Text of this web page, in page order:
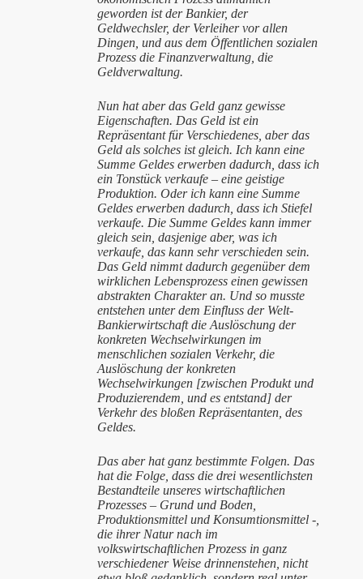
geworden ist der Bankier, der
Geldwechsler, der Verleiher vor allen
Dingen, und aus dem Öffentlichen sozialen
Prozess die Finanzverwaltung, die
Geldverwaltung.
Nun hat aber das Geld ganz gewisse
Eigenschaften. Das Geld ist ein
Repräsentant für Verschiedenes, aber das
Geld als solches ist gleich. Ich kann eine
Summe Geldes erwerben dadurch, dass ich
ein Tonstück verkaufe – eine geistige
Produktion. Oder ich kann eine Summe
Geldes erwerben dadurch, dass ich Stiefel
verkaufe. Die Summe Geldes kann immer
gleich sein, dasjenige aber, was ich
verkaufe, das kann sehr verschieden sein.
Das Geld nimmt dadurch gegenüber dem
wirklichen Lebensprozess einen gewissen
abstrakten Charakter an. Und so musste
entstehen unter dem Einfluss der Welt-
Bankierwirtschaft die Auslöschung der
konkreten Wechselwirkungen im
menschlichen sozialen Verkehr, die
Auslöschung der konkreten
Wechselwirkungen [zwischen Produkt und
Produzierendem, und es entstand] der
Verkehr des bloßen Repräsentanten, des
Geldes.
Das aber hat ganz bestimmte Folgen. Das
hat die Folge, dass die drei wesentlichsten
Bestandteile unseres wirtschaftlichen
Prozesses – Grund und Boden,
Produktionsmittel und Konsumtionsmittel -,
die ihrer Natur nach im
volkswirtschaftlichen Prozess in ganz
verschiedener Weise drinnenstehen, nicht